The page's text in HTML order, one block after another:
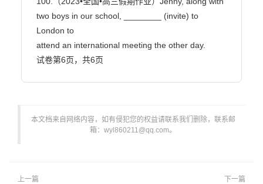
本文档来自网络内容，如有侵犯您的权益请联系我们删除，联系邮
箱：wyl860211@qq.com。
上一篇 下一篇